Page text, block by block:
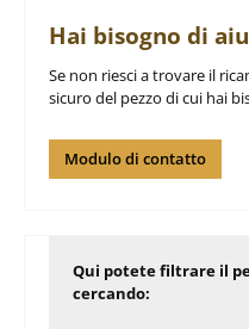
Hai bisogno di
Se non riesci a trovare il
sicuro del pezzo di cui hai
Modulo di contatto
Qui potete filtrare il
cercando: